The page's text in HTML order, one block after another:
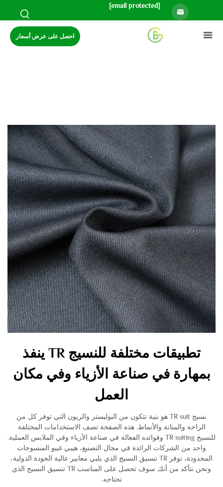
[email protected]
احصل على عرض أسعار
تطبيقات مختلفة للنسيج TR ينفذ
بمهارة في صناعة الأزياء وفي مكان
العمل
نسيج TR suit هو بنية تتكون من البوليستر والريون التي توفر كل من
الراحة والمتانة والأنماط. هذه الصفحة تصف الاستخدامات المختلفة
للنسيج TR suiting وفوائده الفعالة في صناعة الأزياء وفي الملابس العملية.
واحد من الشركات الرائدة في مجال التصنيع، هيبي غيبو المنسوجات
المحدودة، توفر TR تنسيق النسيج الذي يلبي معايير عالية الجودة الدولية،
ونحن نتأكد من أنك سوف تحصل على المناسب TR تنسيق النسيج الذي
تحتاجه.